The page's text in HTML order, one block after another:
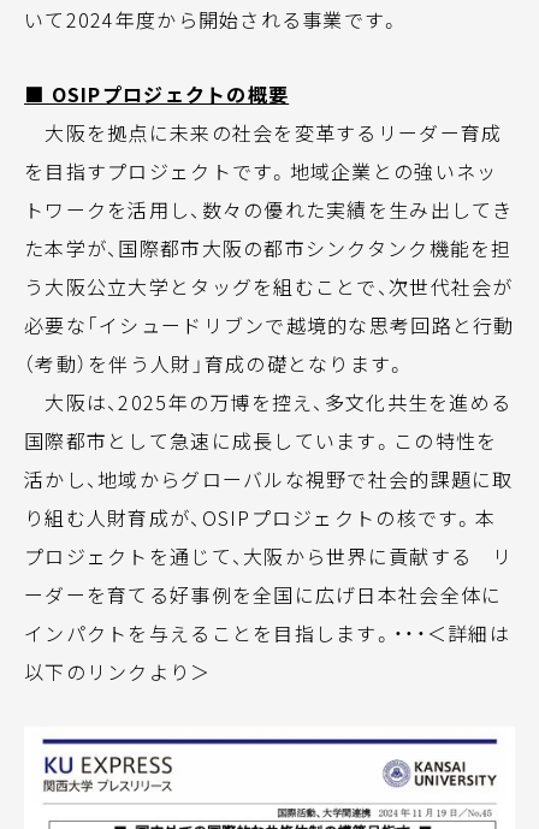
いて2024年度から開始される事業です。
■ OSIPプロジェクトの概要
大阪を拠点に未来の社会を変革するリーダー育成
を目指すプロジェクトです。地域企業との強いネッ
トワークを活用し、数々の優れた実績を生み出してき
た本学が、国際都市大阪の都市シンクタンク機能を担
う大阪公立大学とタッグを組むことで、次世代社会が
必要な「イシュードリブンで越境的な思考回路と行動
（考動）を伴う人財」育成の礎となります。
大阪は、2025年の万博を控え、多文化共生を進める
国際都市として急速に成長しています。この特性を
活かし、地域からグローバルな視野で社会的課題に取
り組む人財育成が、OSIPプロジェクトの核です。本
プロジェクトを通じて、大阪から世界に貢献する リ
ーダーを育てる好事例を全国に広げ日本社会全体に
インパクトを与えることを目指します。・・・＜詳細は
以下のリンクより＞